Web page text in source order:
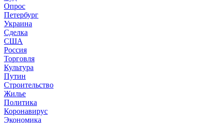
Опрос
Петербург
Украина
Сделка
США
Россия
Торговля
Культура
Путин
Строительство
Жилье
Политика
Коронавирус
Экономика